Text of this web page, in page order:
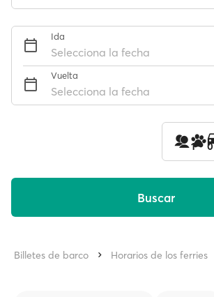
Ida
Selecciona la fecha
Vuelta
Selecciona la fecha
1 0
Buscar
Billetes de barco Horarios de los ferries